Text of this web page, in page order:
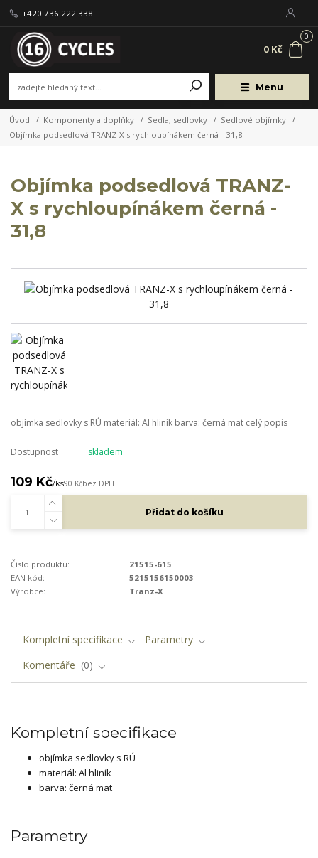
Menu
+420 736 222 338
0
0 Kč
Úvod Komponenty a doplňky Sedla, sedlovky
Sedlové objímky
Objímka podsedlová TRANZ-X s rychloupínákem černá - 31,8
Objímka podsedlová TRANZ-
X s rychloupínákem černá -
31,8
objímka sedlovky s RÚ materiál: Al hliník barva: černá mat celý popis
Dostupnost skladem
109 Kč/ks90 Kčbez DPH
Přidat do košíku
Číslo produktu:
21515-615
EAN kód:
5215156150003
Výrobce:
Tranz-X
Kompletní specifikace
Parametry
Komentáře
0
Kompletní specifikace
objímka sedlovky s RÚ
materiál: Al hliník
barva: černá mat
Parametry